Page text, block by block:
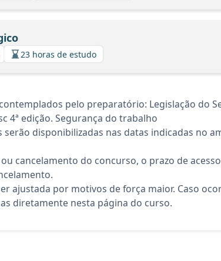
23 horas de estudo
pelo preparatório: Legislação do
4ª edição. Segurança do trabalho
disponibilizadas nas datas indicadas no
cancelamento do concurso, o prazo de
ajustada por motivos de força maior. Caso
diretamente nesta página do curso.